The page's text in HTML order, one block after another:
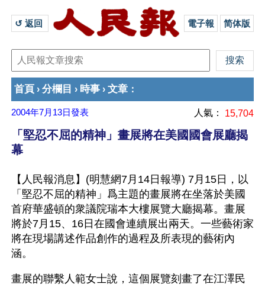
↺ 返回 電子報 简体版
首頁 › 分欄目 › 時事 › 文章 ：
2004年7月13日發表 人氣： 15,704
「堅忍不屈的精神」畫展將在美國國會展廳揭
幕
【人民報消息】(明慧網7月14日報導) 7月15日，以
「堅忍不屈的精神」爲主題的畫展將在坐落於美國
首府華盛頓的衆議院瑞本大樓展覽大廳揭幕。畫展
將於7月15、16日在國會連續展出兩天。一些藝術家
將在現場講述作品創作的過程及所表現的藝術內
涵。
畫展的聯繫人範女士說，這個展覽刻畫了在江澤民